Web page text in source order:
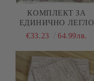
КОМПЛЕКТ ЗА
ЕДИНИЧНО ЛЕГЛО
"ЦВЕТЯ"
€33.23 64.99лв.